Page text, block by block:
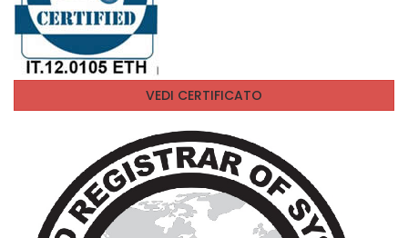
VEDI CERTIFICATO